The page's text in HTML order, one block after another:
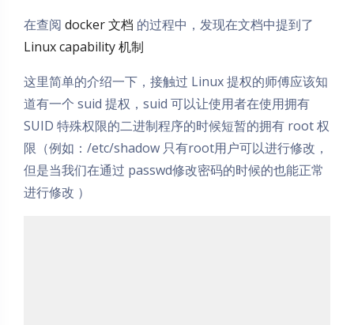
在查阅 docker 文档 的过程中，发现在文档中提到了
Linux capability 机制
这里简单的介绍一下，接触过 Linux 提权的师傅应该知
道有一个 suid 提权，suid 可以让使用者在使用拥有
SUID 特殊权限的二进制程序的时候短暂的拥有 root 权
限（例如：/etc/shadow 只有root用户可以进行修改，
但是当我们在通过 passwd修改密码的时候的也能正常
进行修改 ）